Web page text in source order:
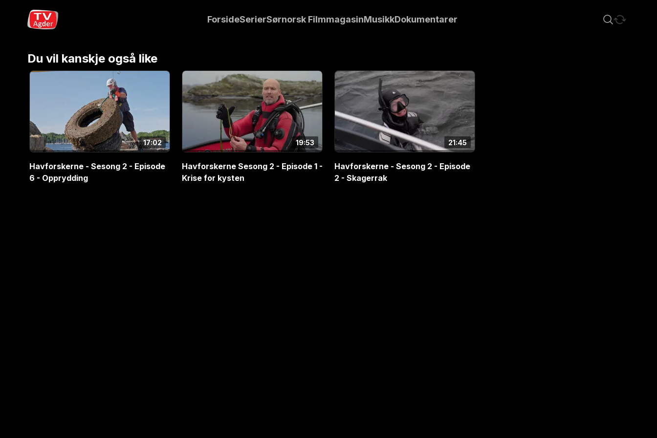
ForsideSerierSørnorsk FilmmagasinMusikkDokumentarer
Havforskerne - Sesong 2 - Episode 3 - Bevar Raet
Du vil kanskje også like
17:02
Havforskerne - Sesong 2 - Episode
6 - Opprydding
19:53
Havforskerne Sesong 2 - Episode 1 -
Krise for kysten
21:45
Havforskerne - Sesong 2 - Episode
2 - Skagerrak